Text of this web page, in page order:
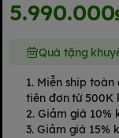
Quà tặng
1. Miễn ship
tiên đơn từ 500K
2. Giảm giá 10%
3. Giảm giá 15%